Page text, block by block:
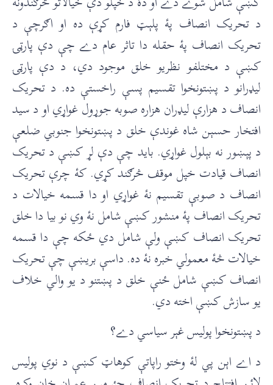
د تحريک انصاف پۀ پلېټ فارم کړې ده او اګرچې د
تحریک انصاف پۀ حقله دا تاثر عام دے چې دې پارټۍ
کښې د مختلفو نظريو خلق موجود دي، د دې پارټۍ
ليډرانو د پښتونخوا تقسيم پسې راخستې ده. د تحريک
انصاف د هزارې ليډران هزاره صوبه جوړول غواړي او د سيد
افتخار حسېن شاه غوندې خلق د پښتونخوا جنوبي ضلعې
د پېښور نه بېلول غواړي. بايد چې دې لړ کښې د تحريک
انصاف قيادت خپل موقف څرګند کړي. کۀ چرې تحريک
انصاف د صوبې تقسيم نۀ غواړي او دا قسمه خيالات د
تحريک انصاف پۀ منشور کښې شامل نۀ وي نو بيا دا خلق
تحريک انصاف کښې ولې شامل دي ځکه چې دا قسمه
خيالات څۀ معمولي خبره نۀ ده. داسې بريښې چې تحريک
انصاف کښې شامل ځنې خلق د پښتنو د يو والي خلاف
يو سازش کښې اخته دي.
د پښتونخوا پوليس غېر سياسي دے؟
د اے اېن پي لۀ وختو راپاتې کوهاټ کښې د نوي پوليس